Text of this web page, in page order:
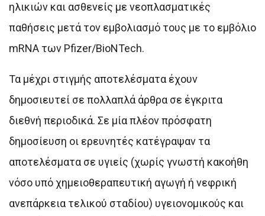
ηλικιών και ασθενείς με νεοπλασματικές
παθήσεις μετά τον εμβολιασμό τους με το εμβόλιο
mRNA των Pfizer/BioNTech.
Τα μέχρι στιγμής αποτελέσματα έχουν
δημοσιευτεί σε πολλαπλά άρθρα σε έγκριτα
διεθνή περιοδικά. Σε μία πλέον πρόσφατη
δημοσίευση οι ερευνητές κατέγραψαν τα
αποτελέσματα σε υγιείς (χωρίς γνωστή κακοήθη
νόσο υπό χημειοθεραπευτική αγωγή ή νεφρική
ανεπάρκεια τελικού σταδίου) υγειονομικούς και